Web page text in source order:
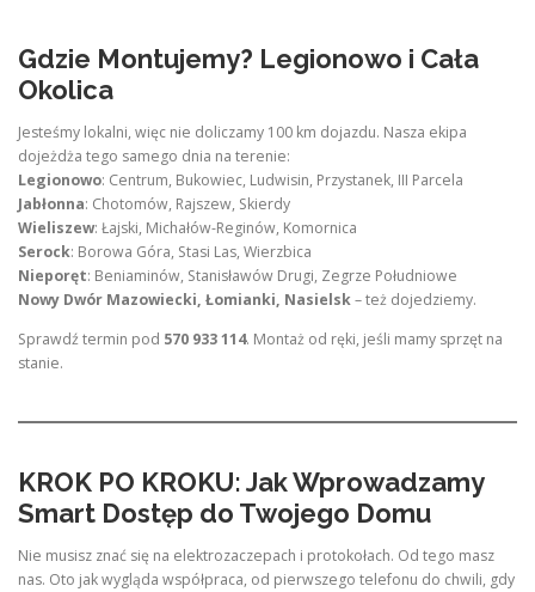
Gdzie Montujemy? Legionowo i Cała
Okolica
Jesteśmy lokalni, więc nie doliczamy 100 km dojazdu. Nasza ekipa
dojeżdża tego samego dnia na terenie:
Legionowo: Centrum, Bukowiec, Ludwisin, Przystanek, III Parcela
Jabłonna: Chotomów, Rajszew, Skierdy
Wieliszew: Łajski, Michałów-Reginów, Komornica
Serock: Borowa Góra, Stasi Las, Wierzbica
Nieporęt: Beniaminów, Stanisławów Drugi, Zegrze Południowe
Nowy Dwór Mazowiecki, Łomianki, Nasielsk– też dojedziemy.
Sprawdź termin pod 570 933 114. Montaż od ręki, jeśli mamy sprzęt na
stanie.
KROK PO KROKU: Jak Wprowadzamy
Smart Dostęp do Twojego Domu
Nie musisz znać się na elektrozaczepach i protokołach. Od tego masz
nas. Oto jak wygląda współpraca, od pierwszego telefonu do chwili, gdy